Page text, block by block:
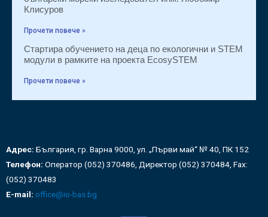
Клисуров
Прочети повече »
Стартира обучението на деца по екологични и STEM
модули в рамките на проекта EcosySTEM
Прочети повече »
Адрес: България, гр. Варна 9000, ул. „Първи май“ № 40, ПК 152
Телефон: Оператор (052) 370486, Директор (052) 370484, Fax:
(052) 370483
E-mail: office@io-bas.bg